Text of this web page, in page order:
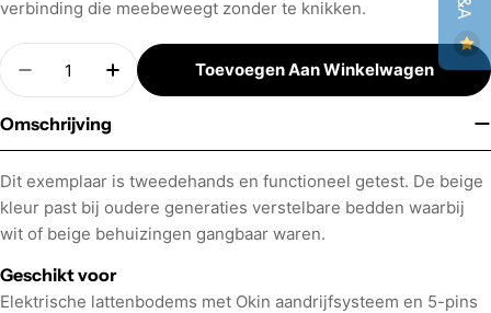
verbinding die meebeweegt zonder te knikken.
Aantal
Hoeveelheid Verminderen Voor Okin
Verhoog Aantal Voor Okin
Toevoegen Aan Winkelwagen
Omschrijving
Dit exemplaar is tweedehands en functioneel getest. De beige
kleur past bij oudere generaties verstelbare bedden waarbij
wit of beige behuizingen gangbaar waren.
Geschikt voor
Elektrische lattenbodems met Okin aandrijfsysteem en 5-pins